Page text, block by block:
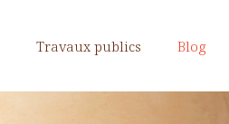
Travaux publics Blog